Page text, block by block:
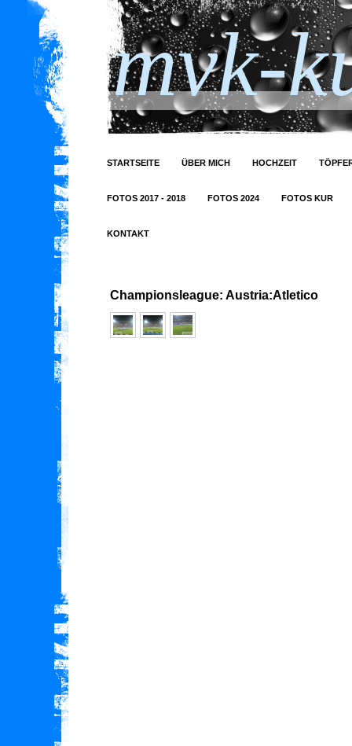
mvk-
STARTSEITE ÜBER MICH HOCHZEIT
FOTOS 2017 - 2018 FOTOS 2024 FOTOS KUR
KONTAKT
Championsleague: Austria:Atletico